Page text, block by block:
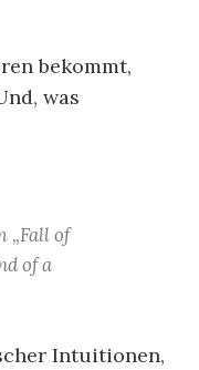
bekommt,
was
„Fall of
of a
Intuitionen,